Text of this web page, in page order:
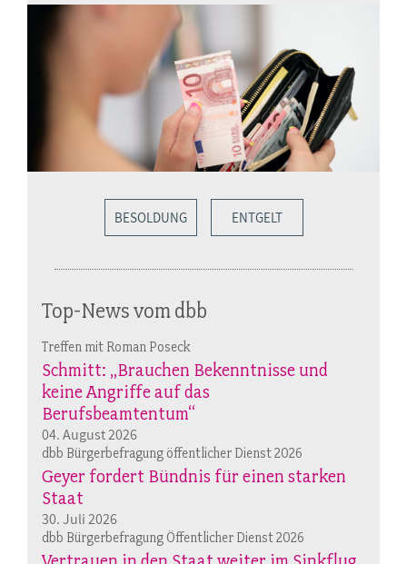
BESOLDUNG ENTGELT
Top-News vom dbb
Treffen mit Roman Poseck
Schmitt: „Brauchen Bekenntnisse und
keine Angriffe auf das
Berufsbeamtentum“
04. August 2026
dbb Bürgerbefragung öffentlicher Dienst 2026
Geyer fordert Bündnis für einen starken
Staat
30. Juli 2026
dbb Bürgerbefragung Öffentlicher Dienst 2026